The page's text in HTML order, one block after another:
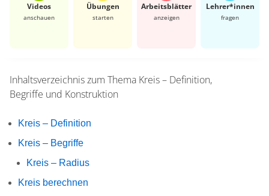
Videos
anschauen
Übungen
starten
Arbeits­blätter
anzeigen
Lehrer*​innen
fragen
Inhaltsverzeichnis zum Thema Kreis – Definition,
Begriffe und Konstruktion
Kreis – Definition
Kreis – Begriffe
Kreis – Radius
Kreis berechnen